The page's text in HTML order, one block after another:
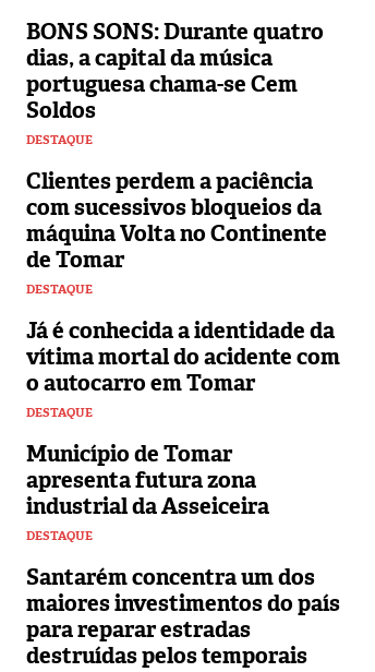
BONS SONS: Durante quatro
dias, a capital da música
portuguesa chama-se Cem
Soldos
DESTAQUE
Clientes perdem a paciência
com sucessivos bloqueios da
máquina Volta no Continente
de Tomar
DESTAQUE
Já é conhecida a identidade da
vítima mortal do acidente com
o autocarro em Tomar
DESTAQUE
Município de Tomar
apresenta futura zona
industrial da Asseiceira
DESTAQUE
Santarém concentra um dos
maiores investimentos do país
para reparar estradas
destruídas pelos temporais